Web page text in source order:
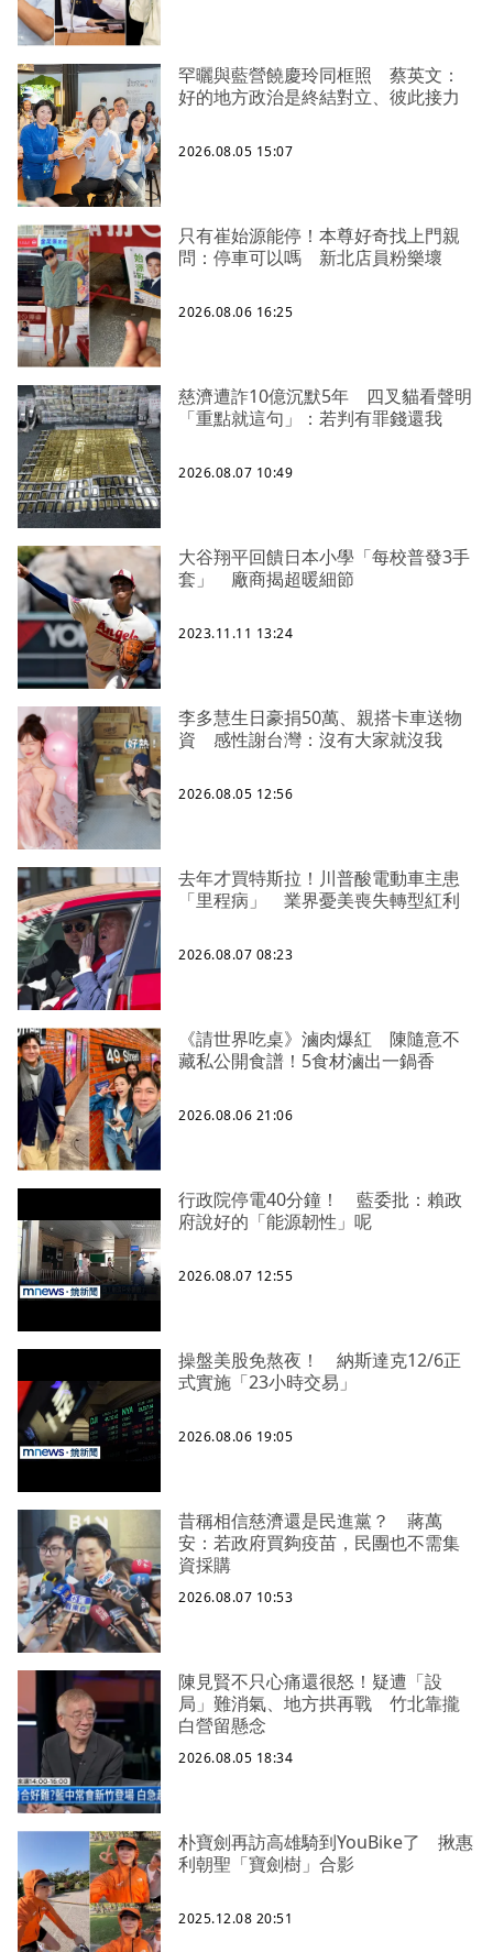
罕曬與藍營饒慶玲同框照 蔡英文：
好的地方政治是終結對立、彼此接力
2026.08.05 15:07
只有崔始源能停！本尊好奇找上門親
問：停車可以嗎 新北店員粉樂壞
2026.08.06 16:25
慈濟遭詐10億沉默5年 四叉貓看聲明
「重點就這句」：若判有罪錢還我
2026.08.07 10:49
大谷翔平回饋日本小學「每校普發3手
套」 廠商揭超暖細節
2023.11.11 13:24
李多慧生日豪捐50萬、親搭卡車送物
資 感性謝台灣：沒有大家就沒我
2026.08.05 12:56
去年才買特斯拉！川普酸電動車主患
「里程病」 業界憂美喪失轉型紅利
2026.08.07 08:23
《請世界吃桌》滷肉爆紅 陳隨意不
藏私公開食譜！5食材滷出一鍋香
2026.08.06 21:06
行政院停電40分鐘！ 藍委批：賴政
府說好的「能源韌性」呢
2026.08.07 12:55
操盤美股免熬夜！ 納斯達克12/6正
式實施「23小時交易」
2026.08.06 19:05
昔稱相信慈濟還是民進黨？ 蔣萬
安：若政府買夠疫苗，民團也不需集
資採購
2026.08.07 10:53
陳見賢不只心痛還很怒！疑遭「設
局」難消氣、地方拱再戰 竹北靠攏
白營留懸念
2026.08.05 18:34
朴寶劍再訪高雄騎到YouBike了 揪惠
利朝聖「寶劍樹」合影
2025.12.08 20:51